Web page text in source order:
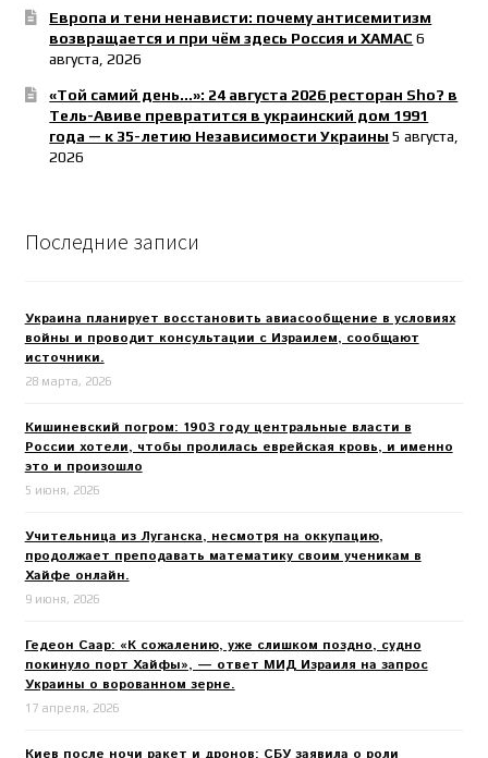
Европа и тени ненависти: почему антисемитизм
возвращается и при чём здесь Россия и ХАМАС 6
августа, 2026
«Той самий день…»: 24 августа 2026 ресторан Sho? в
Тель-Авиве превратится в украинский дом 1991
года — к 35-летию Независимости Украины 5 августа,
2026
Последние записи
Украина планирует восстановить авиасообщение в условиях
войны и проводит консультации с Израилем, сообщают
источники.
28 марта, 2026
Кишиневский погром: 1903 году центральные власти в
России хотели, чтобы пролилась еврейская кровь, и именно
это и произошло
5 июня, 2026
Учительница из Луганска, несмотря на оккупацию,
продолжает преподавать математику своим ученикам в
Хайфе онлайн.
9 июня, 2026
Гедеон Саар: «К сожалению, уже слишком поздно, судно
покинуло порт Хайфы», — ответ МИД Израиля на запрос
Украины о ворованном зерне.
17 апреля, 2026
Киев после ночи ракет и дронов: СБУ заявила о роли